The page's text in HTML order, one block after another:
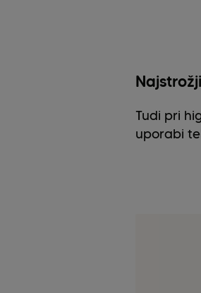
Tudi pri
uporabi